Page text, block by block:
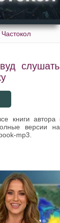
Частокол
книги
версии
mp3.